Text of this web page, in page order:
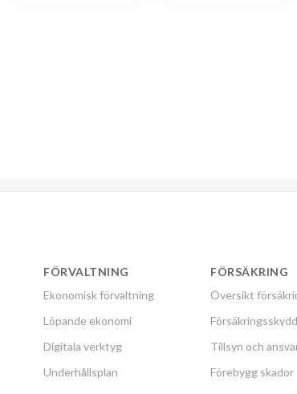
FÖRVALTNING
Ekonomisk förvaltning
Löpande ekonomi
Digitala verktyg
Underhållsplan
FÖRSÄKRING
Översikt
Försäkringsskydd
Tillsyn och
Förebygg skador